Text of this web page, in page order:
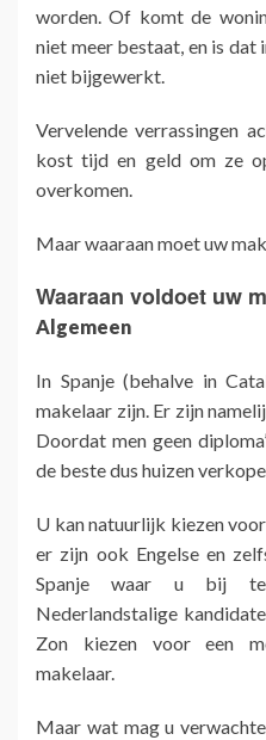
worden. Of komt de
niet meer bestaat, en is dat
niet bijgewerkt.
Vervelende verrassingen
kost tijd en geld om ze
overkomen.
Maar waaraan moet uw
Waaraan voldoet uw
Algemeen
In Spanje (behalve in
makelaar zijn. Er zijn
Doordat men geen
de beste dus huizen
U kan natuurlijk kiezen
er zijn ook Engelse en
Spanje waar u bij
Nederlandstalige
Zon kiezen voor een
makelaar.
Maar wat mag u